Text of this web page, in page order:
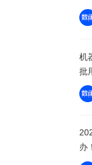
机
批
办